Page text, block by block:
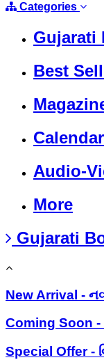
Categories
Gujarati
Best
Audio-
More
Gujarati
New Arrival -
Coming Soon -
Special Offer -